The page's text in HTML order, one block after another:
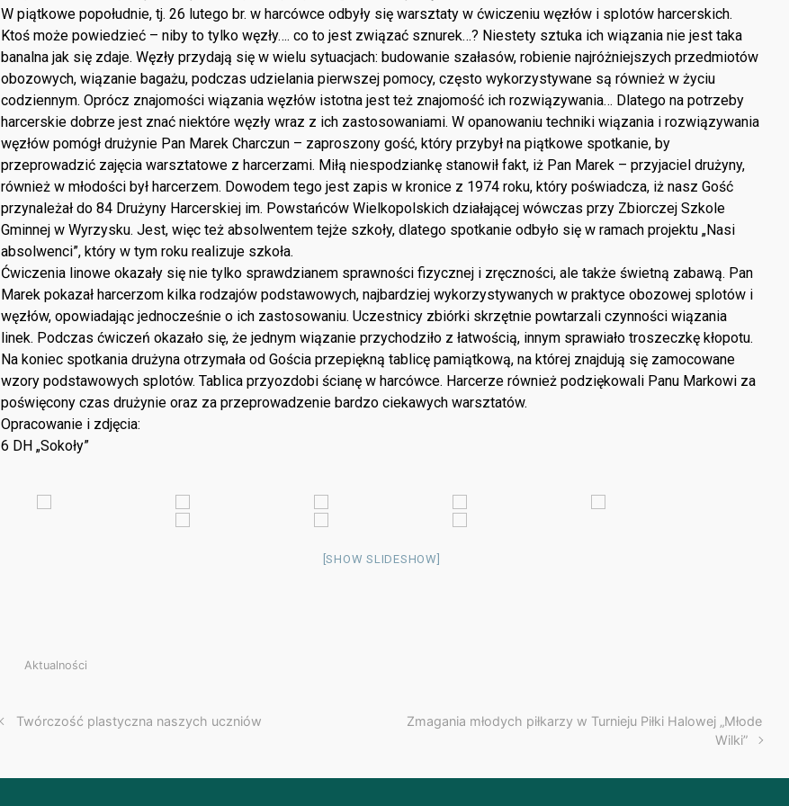
W piątkowe popołudnie, tj. 26 lutego br. w harcówce odbyły się warsztaty w ćwiczeniu węzłów i splotów harcerskich.
Ktoś może powiedzieć – niby to tylko węzły…. co to jest związać sznurek…? Niestety sztuka ich wiązania nie jest taka
banalna jak się zdaje. Węzły przydają się w wielu sytuacjach: budowanie szałasów, robienie najróżniejszych przedmiotów
obozowych, wiązanie bagażu, podczas udzielania pierwszej pomocy, często wykorzystywane są również w życiu
codziennym. Oprócz znajomości wiązania węzłów istotna jest też znajomość ich rozwiązywania… Dlatego na potrzeby
harcerskie dobrze jest znać niektóre węzły wraz z ich zastosowaniami. W opanowaniu techniki wiązania i rozwiązywania
węzłów pomógł drużynie Pan Marek Charczun – zaproszony gość, który przybył na piątkowe spotkanie, by
przeprowadzić zajęcia warsztatowe z harcerzami. Miłą niespodziankę stanowił fakt, iż Pan Marek – przyjaciel drużyny,
również w młodości był harcerzem. Dowodem tego jest zapis w kronice z 1974 roku, który poświadcza, iż nasz Gość
przynależał do 84 Drużyny Harcerskiej im. Powstańców Wielkopolskich działającej wówczas przy Zbiorczej Szkole
Gminnej w Wyrzysku. Jest, więc też absolwentem tejże szkoły, dlatego spotkanie odbyło się w ramach projektu „Nasi
absolwenci”, który w tym roku realizuje szkoła.
Ćwiczenia linowe okazały się nie tylko sprawdzianem sprawności fizycznej i zręczności, ale także świetną zabawą. Pan
Marek pokazał harcerzom kilka rodzajów podstawowych, najbardziej wykorzystywanych w praktyce obozowej splotów i
węzłów, opowiadając jednocześnie o ich zastosowaniu. Uczestnicy zbiórki skrzętnie powtarzali czynności wiązania
linek. Podczas ćwiczeń okazało się, że jednym wiązanie przychodziło z łatwością, innym sprawiało troszeczkę kłopotu.
Na koniec spotkania drużyna otrzymała od Gościa przepiękną tablicę pamiątkową, na której znajdują się zamocowane
wzory podstawowych splotów. Tablica przyozdobi ścianę w harcówce. Harcerze również podziękowali Panu Markowi za
poświęcony czas drużynie oraz za przeprowadzenie bardzo ciekawych warsztatów.
Opracowanie i zdjęcia:
6 DH „Sokoły”
[SHOW SLIDESHOW]
Aktualności
Twórczość plastyczna naszych uczniów
Zmagania młodych piłkarzy w Turnieju Piłki Halowej „Młode
Wilki”